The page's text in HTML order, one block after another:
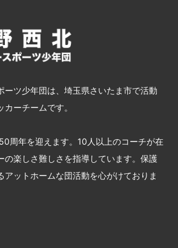
ーツ少年団は、埼玉県さいたま市で活動
ーチームです。
周年を迎えます。10人以上のコーチが在
の楽しさ難しさを指導しています。保護
アットホームな団活動を心がけておりま